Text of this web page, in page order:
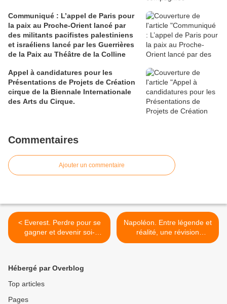
Communiqué : L’appel de Paris pour
la paix au Proche-Orient lancé par
des militants pacifistes palestiniens
et israéliens lancé par les Guerrières
de la Paix au Théâtre de la Colline
Appel à candidatures pour les
Présentations de Projets de Création
cirque de la Biennale Internationale
des Arts du Cirque.
Commentaires
Ajouter un commentaire
< Everest. Perdre pour se
gagner et devenir soi-
même.
Napoléon. Entre légende et
réalité, une révision
nécessaire sur l’un des
Hébergé par Overblog
Top articles
Pages